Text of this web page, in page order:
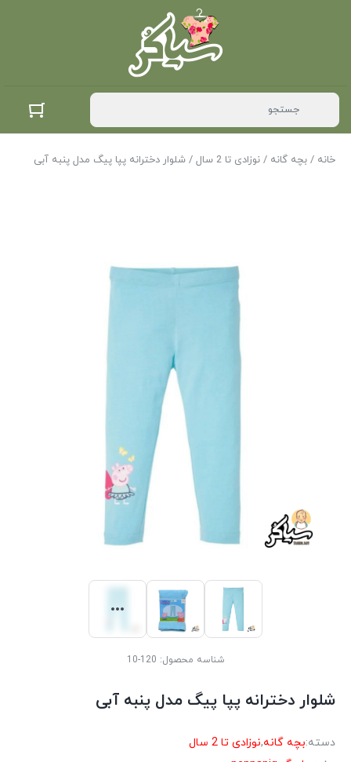
خانه / بچه گانه / نوزادی تا 2 سال / شلوار دخترانه پپا پیگ مدل پنبه آبی
شناسه محصول: 120-10
شلوار دخترانه پپا پیگ مدل پنبه آبی
دسته:بچه گانه,نوزادی تا 2 سال